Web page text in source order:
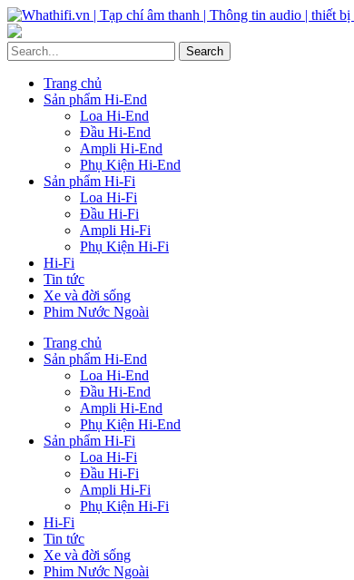
Trang chủ
Sản phẩm Hi-End
Loa Hi-End
Đầu Hi-End
Ampli Hi-End
Phụ Kiện Hi-End
Sản phẩm Hi-Fi
Loa Hi-Fi
Đầu Hi-Fi
Ampli Hi-Fi
Phụ Kiện Hi-Fi
Hi-Fi
Tin tức
Xe và đời sống
Phim Nước Ngoài
Trang chủ
Sản phẩm Hi-End
Loa Hi-End
Đầu Hi-End
Ampli Hi-End
Phụ Kiện Hi-End
Sản phẩm Hi-Fi
Loa Hi-Fi
Đầu Hi-Fi
Ampli Hi-Fi
Phụ Kiện Hi-Fi
Hi-Fi
Tin tức
Xe và đời sống
Phim Nước Ngoài